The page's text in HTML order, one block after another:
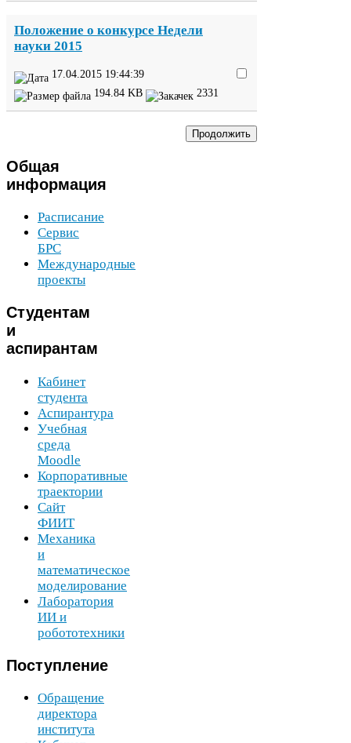
Положение о конкурсе Недели
науки 2015
17 04 2015 19:44:39
194 84 KB 2331
Общая
информация
Расписание
Сервис
БРС
Международные
проекты
Студентам
и
аспирантам
Кабинет
студента
Аспирантура
Учебная
среда
Moodle
Корпоративные
траектории
Сайт
ФИИТ
Механика
и
математическое
моделирование
Лаборатория
ИИ и
робототехники
Поступление
Обращение
директора
института